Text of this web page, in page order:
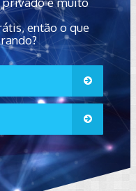
então o que